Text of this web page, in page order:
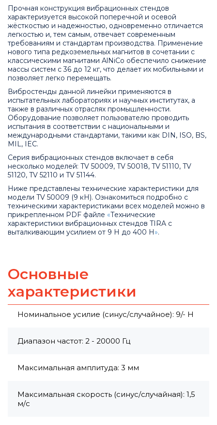
Прочная конструкция вибрационных стендов
характеризуется высокой поперечной и осевой
жёсткостью и надежностью, одновременно отличается
легкостью и, тем самым, отвечает современным
требованиям и стандартам производства. Применение
нового типа редкоземельных магнитов в сочетании с
классическими магнитами AlNiCo обеспечило снижение
массы систем с 36 до 12 кг, что делает их мобильными и
позволяет легко перемещать.
Вибростенды данной линейки применяются в
испытательных лабораториях и научных институтах, а
также в различных отраслях промышленности.
Оборудование позволяет пользователю проводить
испытания в соответствии с национальными и
международными стандартами, такими как DIN, ISO, BS,
MIL, IEC.
Серия вибрационных стендов включает в себя
несколько моделей: TV 50009, TV 50018, TV 51110, TV
51120, TV 52110 и TV 51144.
Ниже представлены технические характеристики для
модели TV 50009 (9 кН). Ознакомиться подробно с
техническими характеристиками всех моделей можно в
прикрепленном PDF файле «Технические
характеристики вибрационных стендов TIRA с
выталкивающим усилием от 9 Н до 400 Н».
Основные
характеристики
Номинальное усилие (синус/случайное): 9/- Н
Диапазон частот: 2 - 20000 Гц
Максимальная амплитуда: 3 мм
Максимальная скорость (синус/случайная): 1,5
м/с